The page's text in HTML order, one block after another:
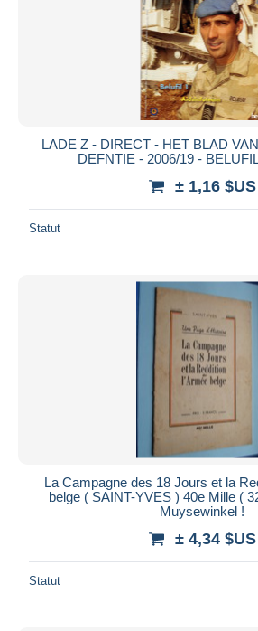
Maisons de vente
Toutes les durées
depuis
Prix
Uniquement en réduction
Virement bancaire
Mastercard
iDeal
Résidence du vendeur
LADE Z - DIRECT - HET BLAD
DEFNTIE - 2006/19 -
± 1,16 $US
Statut
La Campagne des 18 Jours et la
belge ( SAINT-YVES ) 40e Mille (
Muysewinkel !
± 4,34 $US
Statut